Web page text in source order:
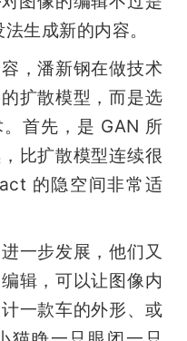
生成新的内容。
，潘新钢在做技术
扩散模型，而是选
首先，是 GAN 所
比扩散模型连续很
的隐空间非常适
一步发展，他们又
辑，可以让图像内
一款车的外形、或